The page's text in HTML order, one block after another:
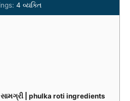
u u
4 વ્યક્તિ
સામગ્રી | phulka roti ingredients